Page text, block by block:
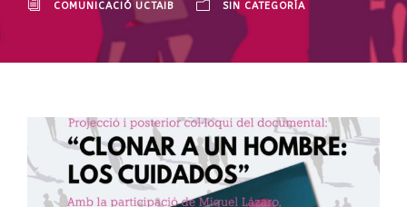
COMUNICACIÓ UCTAIB SIN CATEGORÍA